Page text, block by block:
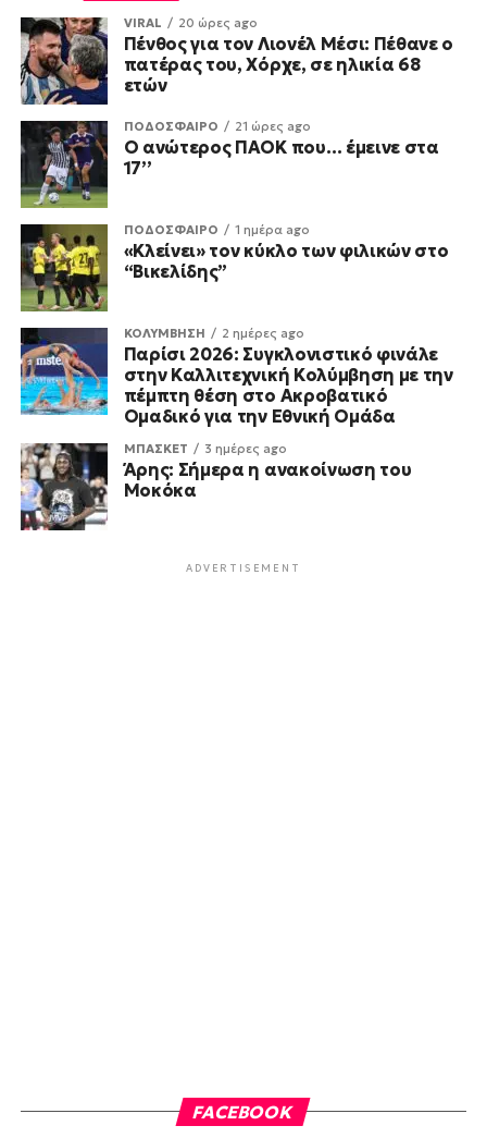
VIRAL 20 ώρες ago
Πένθος για τον Λιονέλ Μέσι: Πέθανε ο
πατέρας του, Χόρχε, σε ηλικία 68
ετών
ΠΟΔΟΣΦΑΙΡΟ 21 ώρες ago
Ο ανώτερος ΠΑΟΚ που… έμεινε στα
17’’
ΠΟΔΟΣΦΑΙΡΟ 1 ημέρα ago
«Κλείνει» τον κύκλο των φιλικών στο
“Βικελίδης”
ΚΟΛΥΜΒΗΣΗ 2 ημέρες ago
Παρίσι 2026: Συγκλονιστικό φινάλε
στην Καλλιτεχνική Κολύμβηση με την
πέμπτη θέση στο Ακροβατικό
Ομαδικό για την Εθνική Ομάδα
ΜΠΑΣΚΕΤ 3 ημέρες ago
Άρης: Σήμερα η ανακοίνωση του
Μοκόκα
ADVERTISEMENT
FACEBOOK